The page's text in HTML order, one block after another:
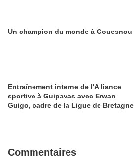
Un champion du monde à Gouesnou
Entraînement interne de l'Alliance
sportive à Guipavas avec Erwan
Guigo, cadre de la Ligue de Bretagne
Commentaires